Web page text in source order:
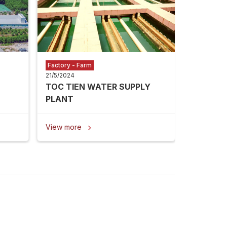
Factory - Farm
21/5/2024
TOC TIEN WATER SUPPLY
PLANT
View more 